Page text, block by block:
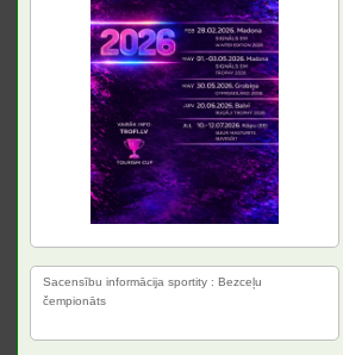
Sacensību informācija sportity : Bezceļu
čempionāts